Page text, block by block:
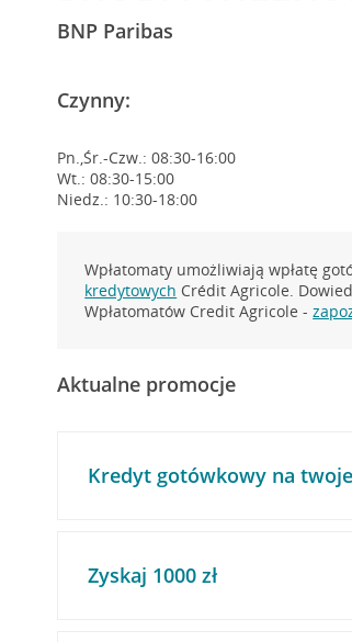
BNP Paribas
Czynny:
Pn.,Śr.-Czw.: 08:30-16:00
Wt.: 08:30-15:00
Niedz.: 10:30-18:00
Wpłatomaty umożliwiają wpłatę
kredytowych Crédit Agricole.
Wpłatomatów Credit Agricole -
Aktualne promocje
Kredyt gotówkowy na
Zyskaj 1000 zł